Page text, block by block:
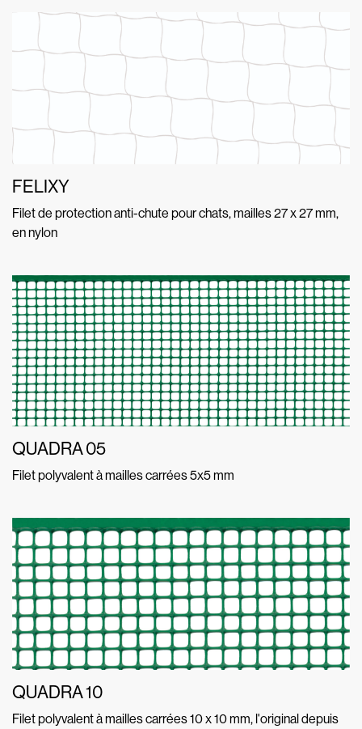
FELIXY
Filet de protection anti-chute pour chats, mailles 27 x 27 mm,
en nylon
QUADRA 05
Filet polyvalent à mailles carrées 5x5 mm
QUADRA 10
Filet polyvalent à mailles carrées 10 x 10 mm, l'original depuis